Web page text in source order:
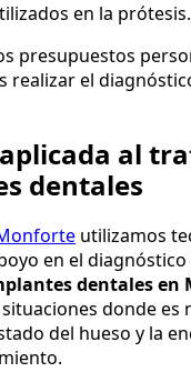
en la prótesis.
presupuestos
realizar el
al
dentales
utilizamos
en el
dentales en
donde es
del hueso y la